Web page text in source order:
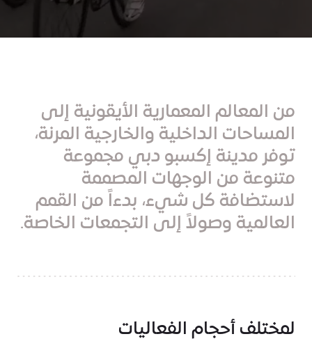
من المعالم المعمارية الأيقونية إلى
المساحات الداخلية والخارجية المرنة،
توفر مدينة إكسبو دبي مجموعة
متنوعة من الوجهات المصممة
لاستضافة كل شيء، بدءاً من القمم
العالمية وصولاً إلى التجمعات الخاصة.
لمختلف أحجام الفعاليات